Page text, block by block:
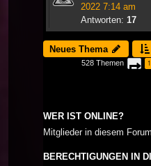
2022 7:14 am
Antworten: 17
Neues Thema
528 Themen 1
WER IST ONLINE?
Mitglieder in diesem
BERECHTIGUNGEN IN